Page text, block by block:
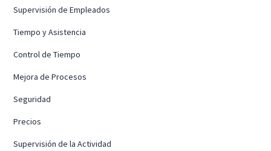
Supervisión de Empleados
Tiempo y Asistencia
Control de Tiempo
Mejora de Procesos
Seguridad
Precios
Supervisión de la Actividad